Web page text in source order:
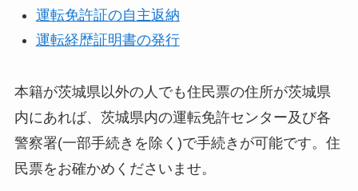
運転免許証の自主返納
運転経歴証明書の発行
本籍が茨城県以外の人でも住民票の住所が茨城県
内にあれば、茨城県内の運転免許センター及び各
警察署(一部手続きを除く)で手続きが可能です。住
民票をお確かめくださいませ。